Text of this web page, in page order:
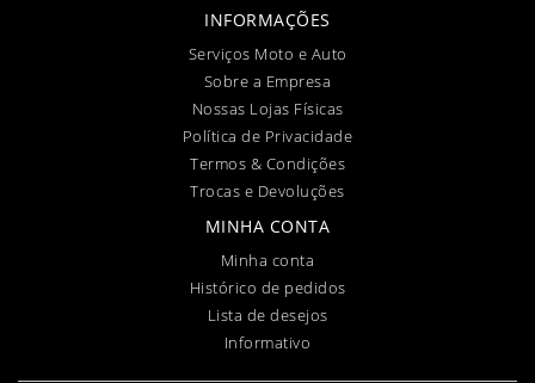
INFORMAÇÕES
Serviços Moto e Auto
Sobre a Empresa
Nossas Lojas Físicas
Política de Privacidade
Termos & Condições
Trocas e Devoluções
MINHA CONTA
Minha conta
Histórico de pedidos
Lista de desejos
Informativo